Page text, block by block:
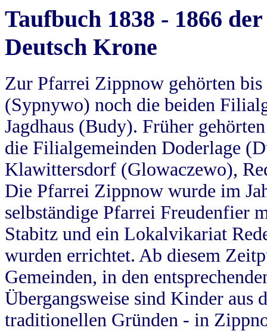
Taufbuch 1838 - 1866
Deutsch Krone
Zur Pfarrei Zippnow gehörten
(Sypnywo) noch die beiden
Jagdhaus (Budy). Früher
die Filialgemeinden Doderlage
Klawittersdorf (Glowaczewo),
Die Pfarrei Zippnow wurde im
selbständige Pfarrei Freudenfier
Stabitz und ein Lokalvikariat
wurden errichtet. Ab diesem
Gemeinden, in den
Übergangsweise sind Kinder aus
traditionellen Gründen - in